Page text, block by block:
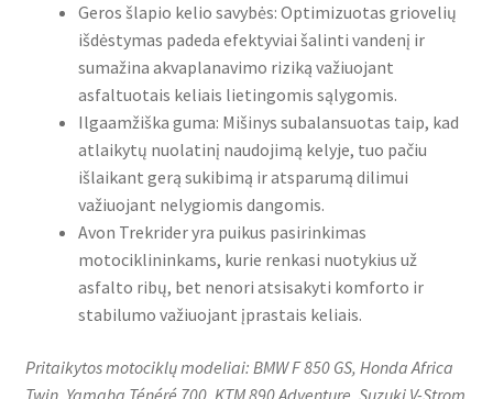
Geros šlapio kelio savybės: Optimizuotas griovelių
išdėstymas padeda efektyviai šalinti vandenį ir
sumažina akvaplanavimo riziką važiuojant
asfaltuotais keliais lietingomis sąlygomis.
Ilgaamžiška guma: Mišinys subalansuotas taip, kad
atlaikytų nuolatinį naudojimą kelyje, tuo pačiu
išlaikant gerą sukibimą ir atsparumą dilimui
važiuojant nelygiomis dangomis.
Avon Trekrider yra puikus pasirinkimas
motociklininkams, kurie renkasi nuotykius už
asfalto ribų, bet nenori atsisakyti komforto ir
stabilumo važiuojant įprastais keliais.
Pritaikytos motociklų modeliai: BMW F 850 GS, Honda Africa
Twin, Yamaha Ténéré 700, KTM 890 Adventure, Suzuki V-Strom